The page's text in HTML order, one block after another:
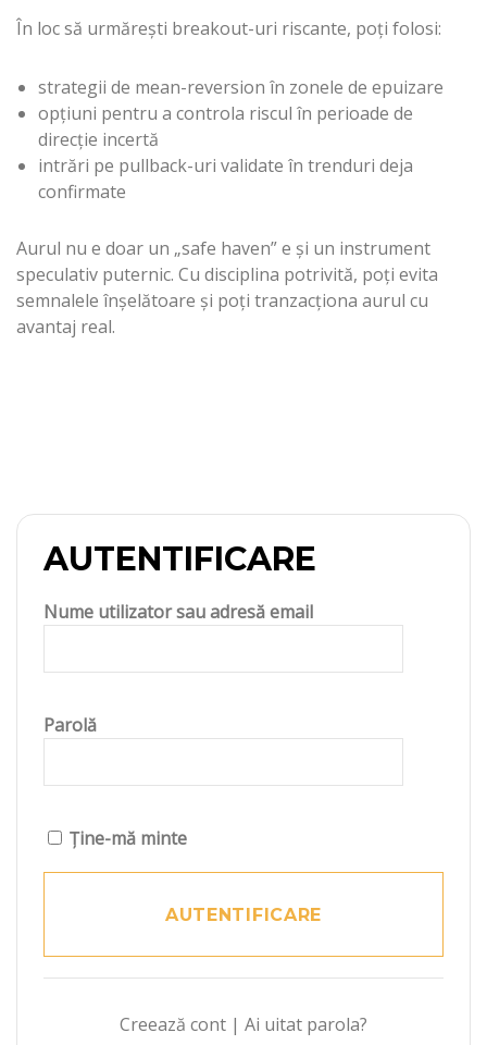
În loc să urmărești breakout-uri riscante, poți folosi:
strategii de mean-reversion în zonele de epuizare
opțiuni pentru a controla riscul în perioade de
direcție incertă
intrări pe pullback-uri validate în trenduri deja
confirmate
Aurul nu e doar un „safe haven” e și un instrument
speculativ puternic. Cu disciplina potrivită, poți evita
semnalele înșelătoare și poți tranzacționa aurul cu
avantaj real.
AUTENTIFICARE
Nume utilizator sau adresă email
Parolă
Ține-mă minte
Creează cont | Ai uitat parola?